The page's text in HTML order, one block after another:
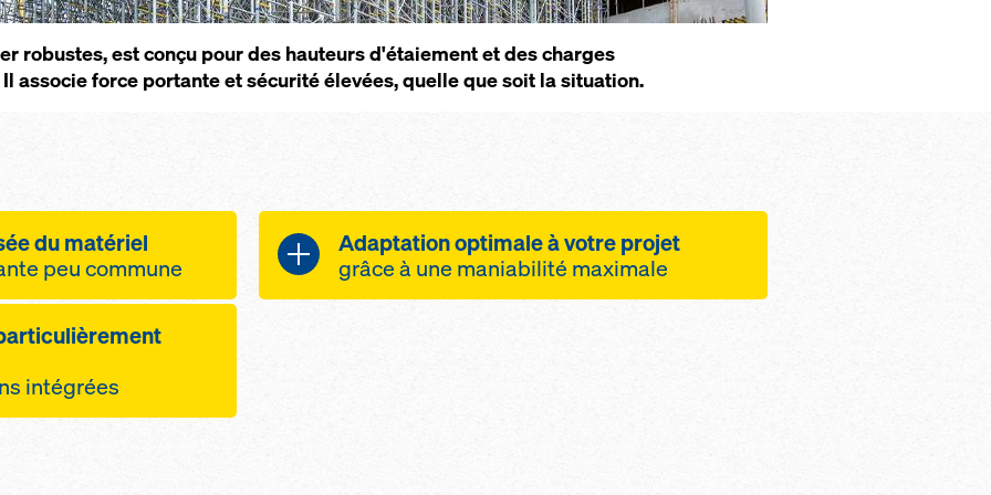
robustes, est conçu pour des hauteurs d'étaiement et des charges
associe force portante et sécurité élevées, quelle que soit la situation.
du matériel
peu commune
100
en toute
élevées
intégrées
Adaptation optimale à votre projet
grâce à une maniabilité maximale